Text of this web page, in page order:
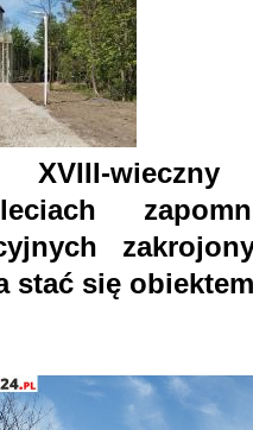
XVIII-
stać się